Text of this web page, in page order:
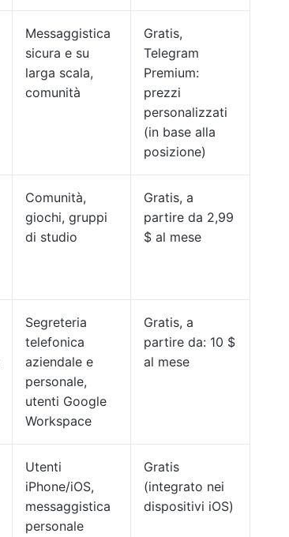
Messaggistica
sicura e su
larga scala,
comunità
Gratis,
Telegram
Premium:
prezzi
personalizzati
(in base alla
posizione)
Comunità,
giochi, gruppi
di studio
Gratis, a
partire da 2,99
$ al mese
Segreteria
telefonica
aziendale e
personale,
utenti Google
Workspace
Gratis, a
partire da: 10 $
al mese
Utenti
iPhone/iOS,
messaggistica
personale
Gratis
(integrato nei
dispositivi iOS)